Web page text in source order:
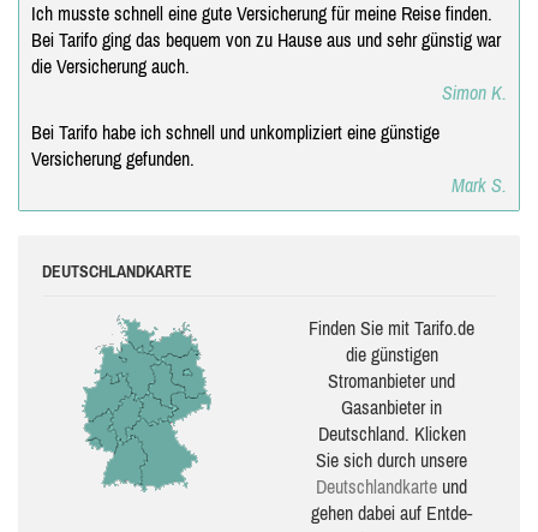
Ich musste schnell eine gute Versicherung für meine Reise finden.
Bei Tarifo ging das bequem von zu Hause aus und sehr günstig war
die Versicherung auch.
Simon K.
Bei Tarifo habe ich schnell und unkompliziert eine günstige
Versicherung gefunden.
Mark S.
DEUTSCHLANDKARTE
Finden Sie mit Tarifo.de
die güns­ti­gen
Stromanbieter und
Gasanbieter in
Deutschland. Klicken
Sie sich durch unsere
Deutsch­land­karte und
gehen dabei auf Ent­de­